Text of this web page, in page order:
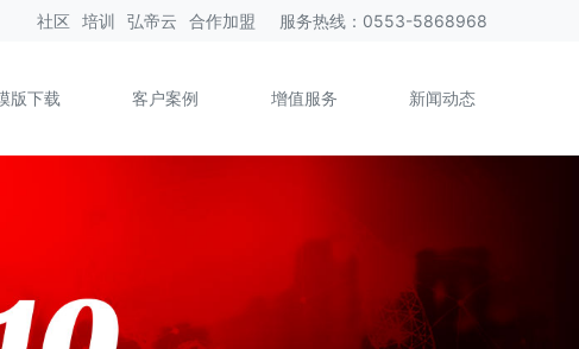
社区 培训 弘帝云 合作加盟 服务热线 ： 0553-5868968
版下载 客户案例 增值服务 新闻动态